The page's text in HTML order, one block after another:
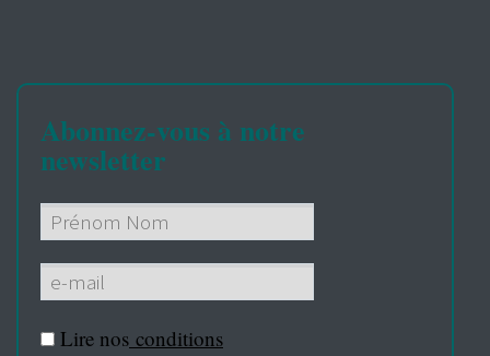
Abonnez-vous à notre
newsletter
Lire nos conditions